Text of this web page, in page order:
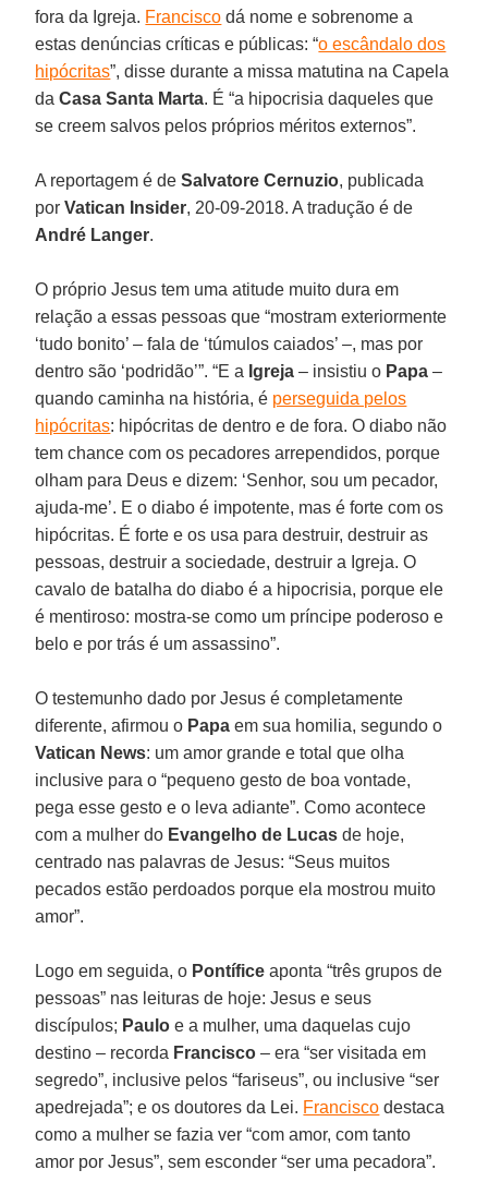
fora da Igreja. Francisco dá nome e sobrenome a
estas denúncias críticas e públicas: “o escândalo dos
hipócritas”, disse durante a missa matutina na Capela
daCasa Santa Marta. É “a hipocrisia daqueles que
se creem salvos pelos próprios méritos externos”.
A reportagem é deSalvatore Cernuzio, publicada
porVatican Insider, 20-09-2018. A tradução é de
André Langer.
O próprio Jesus tem uma atitude muito dura em
relação a essas pessoas que “mostram exteriormente
‘tudo bonito’ – fala de ‘túmulos caiados’ –, mas por
dentro são ‘podridão’”. “E a Igreja – insistiu o Papa –
quando caminha na história, é perseguida pelos
hipócritas: hipócritas de dentro e de fora. O diabo não
tem chance com os pecadores arrependidos, porque
olham para Deus e dizem: ‘Senhor, sou um pecador,
ajuda-me’. E o diabo é impotente, mas é forte com os
hipócritas. É forte e os usa para destruir, destruir as
pessoas, destruir a sociedade, destruir a Igreja. O
cavalo de batalha do diabo é a hipocrisia, porque ele
é mentiroso: mostra-se como um príncipe poderoso e
belo e por trás é um assassino”.
O testemunho dado por Jesus é completamente
diferente, afirmou o Papa em sua homilia, segundo o
Vatican News: um amor grande e total que olha
inclusive para o “pequeno gesto de boa vontade,
pega esse gesto e o leva adiante”. Como acontece
com a mulher do Evangelho de Lucas de hoje,
centrado nas palavras de Jesus: “Seus muitos
pecados estão perdoados porque ela mostrou muito
amor”.
Logo em seguida, o Pontífice aponta “três grupos de
pessoas” nas leituras de hoje: Jesus e seus
discípulos; Paulo e a mulher, uma daquelas cujo
destino – recorda Francisco – era “ser visitada em
segredo”, inclusive pelos “fariseus”, ou inclusive “ser
apedrejada”; e os doutores da Lei. Francisco destaca
como a mulher se fazia ver “com amor, com tanto
amor por Jesus”, sem esconder “ser uma pecadora”.